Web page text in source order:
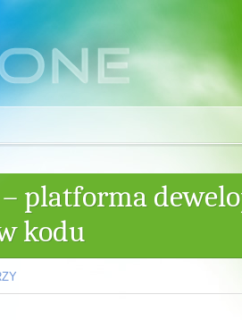
platforma
kodu